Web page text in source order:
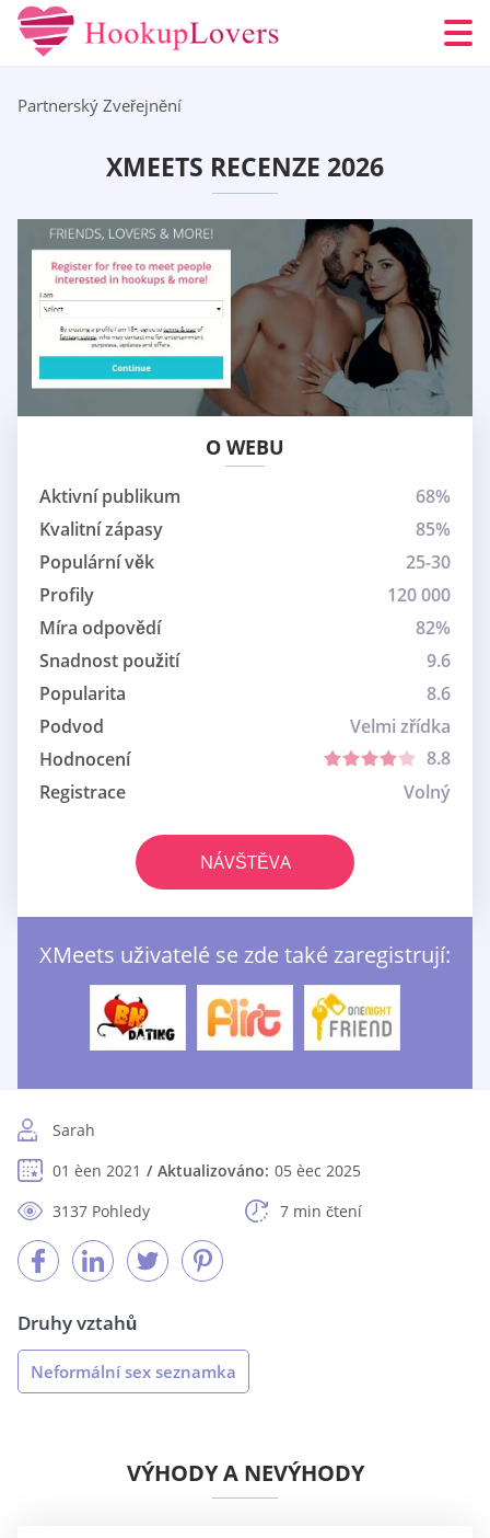
Partnerský Zveřejnění
XMEETS RECENZE 2026
O WEBU
Aktivní publikum
68%
Kvalitní zápasy
85%
Populární věk
25-30
Profily
120 000
Míra odpovědí
82%
Snadnost použití
9.6
Popularita
8.6
Podvod
Velmi zřídka
Hodnocení
8.8
Registrace
Volný
NÁVŠTĚVA
XMeets uživatelé se zde také zaregistrují:
Sarah
01 èen 2021
Aktualizováno: 05 èec 2025
3137 Pohledy
7 min čtení
Druhy vztahů
Neformální sex seznamka
VÝHODY A NEVÝHODY